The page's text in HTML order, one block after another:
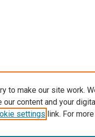
to make our site work.
content and your
settings link. For